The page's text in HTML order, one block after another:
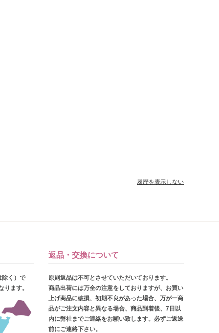
履歴を表示しない
除く）で
ります。
返品・交換について
原則返品は不可とさせていただいております。
商品出荷には万全の注意をしておりますが、お買い
上げ商品に破損、初期不良があった場合、万が一商
品がご注文内容と異なる場合、商品到着後、7日以
内に弊社までご連絡をお願い致します。必ずご返送
前にご連絡下さい。